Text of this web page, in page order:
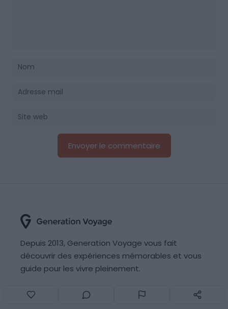
Depuis 2013, Generation Voyage vous fait
découvrir des expériences mémorables et vous
guide pour les vivre pleinement.